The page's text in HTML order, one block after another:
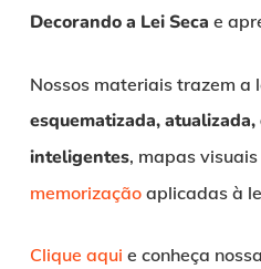
Decorando a Lei Seca e
Nossos materiais trazem a
esquematizada, atualizada,
inteligentes, mapas visuais
memorizaçãoaplicadas à
Clique aqui e conheça